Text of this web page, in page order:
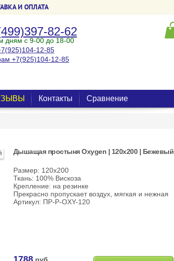
И ОПЛАТА
82-62
дням с 9-00 до 18-00
12-85
+7(925)104-12-85
Контакты Сравнение
Дышащая простыня Oxygen | 120х200 | Бежевый
Размер: 120х200
Ткань: 100% Вискоза
Крепление: на резинке
Прекрасно пропускает воздух, мягкая и нежная
Артикул: ПР-Р-OXY-120
1788